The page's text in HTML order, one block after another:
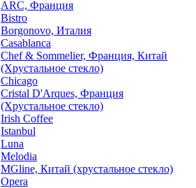
ARC, Франция
Bistro
Borgonovo, Италия
Casablanca
Chef & Sommelier, Франция, Китай
(Хрустальное стекло)
Chicago
Cristal D'Arques, Франция
(Хрустальное стекло)
Irish Coffee
Istanbul
Luna
Melodia
MGline, Китай (хрустальное стекло)
Opera